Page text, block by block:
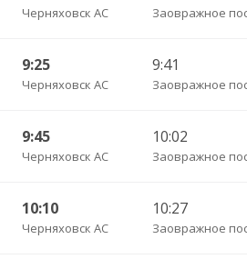
Черняховск АС
9:25
Черняховск АС
9:41
9:45
Черняховск АС
10:02
10:10
Черняховск АС
10:27